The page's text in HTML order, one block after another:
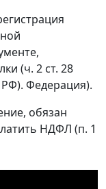
(ч. 2 ст. 28
РФ). Федерация).
обязан
НДФЛ (п. 1